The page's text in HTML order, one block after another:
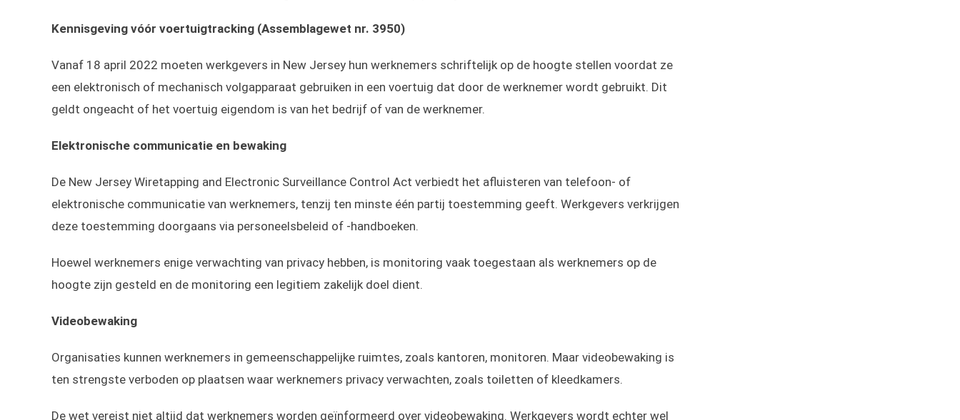
Kennisgeving vóór voertuigtracking (Assemblagewet nr. 3950)
Vanaf 18 april 2022 moeten werkgevers in New Jersey hun werknemers schriftelijk op de hoogte stellen voordat ze
een elektronisch of mechanisch volgapparaat gebruiken in een voertuig dat door de werknemer wordt gebruikt. Dit
geldt ongeacht of het voertuig eigendom is van het bedrijf of van de werknemer.
Elektronische communicatie en bewaking
De New Jersey Wiretapping and Electronic Surveillance Control Act verbiedt het afluisteren van telefoon- of
elektronische communicatie van werknemers, tenzij ten minste één partij toestemming geeft. Werkgevers verkrijgen
deze toestemming doorgaans via personeelsbeleid of -handboeken.
Hoewel werknemers enige verwachting van privacy hebben, is monitoring vaak toegestaan als werknemers op de
hoogte zijn gesteld en de monitoring een legitiem zakelijk doel dient.
Videobewaking
Organisaties kunnen werknemers in gemeenschappelijke ruimtes, zoals kantoren, monitoren. Maar videobewaking is
ten strengste verboden op plaatsen waar werknemers privacy verwachten, zoals toiletten of kleedkamers.
De wet vereist niet altijd dat werknemers worden geïnformeerd over videobewaking. Werkgevers wordt echter wel